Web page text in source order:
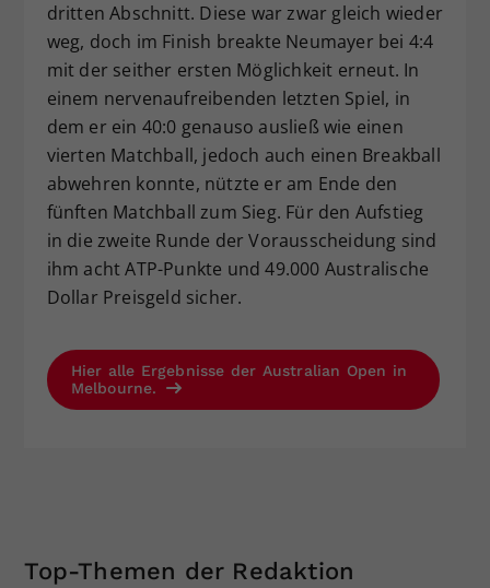
dritten Abschnitt. Diese war zwar gleich wieder
weg, doch im Finish breakte Neumayer bei 4:4
mit der seither ersten Möglichkeit erneut. In
einem nervenaufreibenden letzten Spiel, in
dem er ein 40:0 genauso ausließ wie einen
vierten Matchball, jedoch auch einen Breakball
abwehren konnte, nützte er am Ende den
fünften Matchball zum Sieg. Für den Aufstieg
in die zweite Runde der Vorausscheidung sind
ihm acht ATP-Punkte und 49.000 Australische
Dollar Preisgeld sicher.
Hier alle Ergebnisse der Australian Open in
Melbourne.
Top-Themen der Redaktion